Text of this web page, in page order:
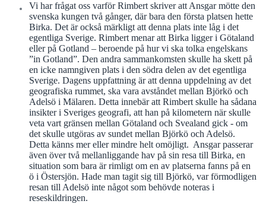
Vi har frågat oss varför Rimbert skriver att Ansgar mötte den
svenska kungen två gånger, där bara den första platsen hette
Birka. Det är också märkligt att denna plats inte låg i det
egentliga Sverige. Rimbert menar att Birka ligger i Götaland
eller på Gotland – beroende på hur vi ska tolka engelskans
”in Gotland”. Den andra sammankomsten skulle ha skett på
en icke namngiven plats i den södra delen av det egentliga
Sverige. Dagens uppfattning är att denna uppdelning av det
geografiska rummet, ska vara avståndet mellan Björkö och
Adelsö i Mälaren. Detta innebär att Rimbert skulle ha sådana
insikter i Sveriges geografi, att han på kilometern när skulle
veta vart gränsen mellan Götaland och Svealand gick - om
det skulle utgöras av sundet mellan Björkö och Adelsö.
Detta känns mer eller mindre helt omöjligt. Ansgar passerar
även över två mellanliggande hav på sin resa till Birka, en
situation som bara är rimligt om en av platserna fanns på en
ö i Östersjön. Hade man tagit sig till Björkö, var förmodligen
resan till Adelsö inte något som behövde noteras i
reseskildringen.